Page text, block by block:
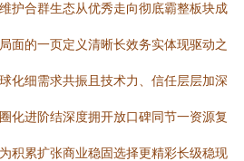
护合群生态从优秀走向彻底霸整板块成
面的一页定义清晰长效务实体现驱动之
化细需求共振且技术力、信任层层加深
化进阶结深度拥开放口碑同节一资源复
积累扩张商业稳固选择更精彩长级稳现